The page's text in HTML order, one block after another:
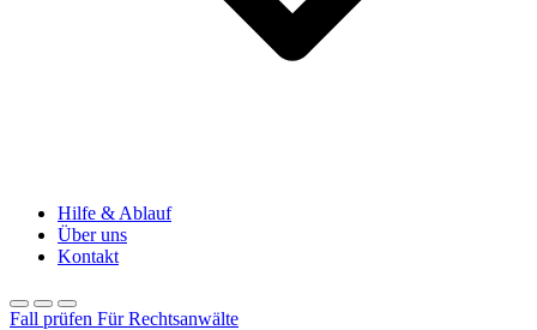
Hilfe & Ablauf
Über uns
Kontakt
Fall prüfen Für Rechtsanwälte